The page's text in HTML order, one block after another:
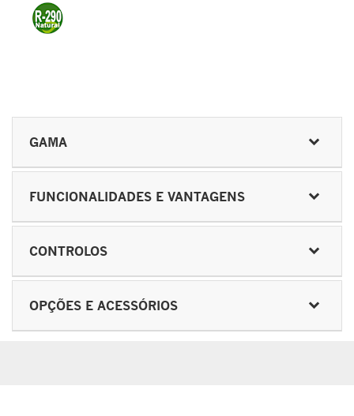
GAMA
FUNCIONALIDADES E VANTAGENS
CONTROLOS
OPÇÕES E ACESSÓRIOS